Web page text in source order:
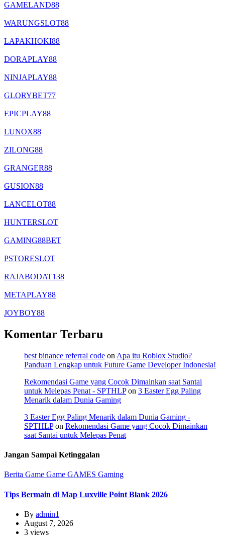
GAMELAND88
WARUNGSLOT88
LAPAKHOKI88
DORAPLAY88
NINJAPLAY88
GLORYBET77
EPICPLAY88
LUNOX88
ZILONG88
GRANGER88
GUSION88
LANCELOT88
HUNTERSLOT
GAMING88BET
PSTORESLOT
RAJABODAT138
METAPLAY88
JOYBOY88
Komentar Terbaru
best binance referral code on Apa itu Roblox Studio?
Panduan Lengkap untuk Future Game Developer Indonesia!
Rekomendasi Game yang Cocok Dimainkan saat Santai
untuk Melepas Penat - SPTHLPon 3 Easter Egg Paling
Menarik dalam Dunia Gaming
3 Easter Egg Paling Menarik dalam Dunia Gaming -
SPTHLPon Rekomendasi Game yang Cocok Dimainkan
saat Santai untuk Melepas Penat
Jangan Sampai Ketinggalan
Berita Game Game GAMES Gaming
Tips Bermain di Map Luxville Point Blank 2026
By admin1
August 7, 2026
3 views